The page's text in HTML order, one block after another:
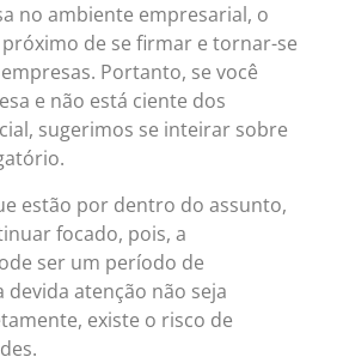
no ambiente empresarial, o
de se firmar e tornar-se
Portanto, se você
e não está ciente dos
sugerimos se inteirar sobre
estão por dentro do assunto,
focado, pois, a
ser um período de
devida atenção não seja
existe o risco de